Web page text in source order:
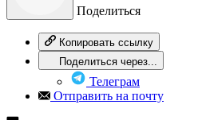
Поделиться
Копировать ссылку
Поделиться через...
Телеграм
Отправить на почту